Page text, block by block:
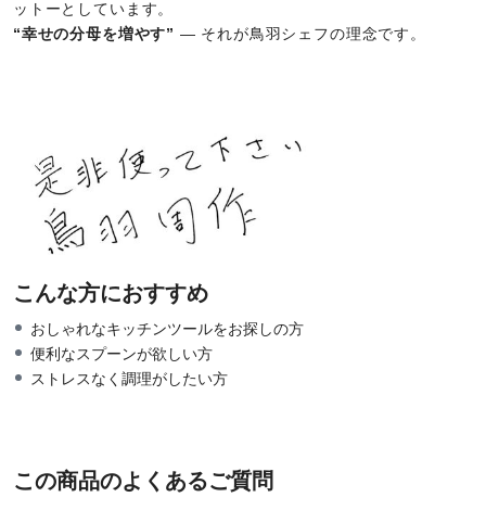
ットーとしています。
“幸せの分母を増やす” ― それが鳥羽シェフの理念です。
こんな方におすすめ
おしゃれなキッチンツールをお探しの方
便利なスプーンが欲しい方
ストレスなく調理がしたい方
この商品のよくあるご質問